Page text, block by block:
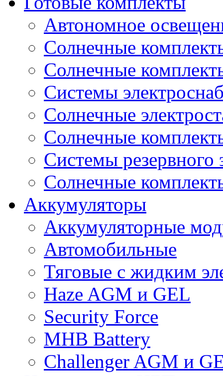
Автономное
Солнечные
Солнечные
Системы
Cолнечные
Солнечные
Системы резервного
Солнечные
Аккумуляторы
Аккумуляторные
Автомобильные
Тяговые с жидким
Haze AGM и GEL
Security Force
MHB Battery
Challenger AGM и